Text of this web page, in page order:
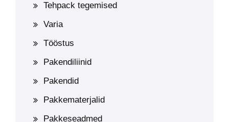
Tehpack tegemised
Varia
Tööstus
Pakendiliinid
Pakendid
Pakkematerjalid
Pakkeseadmed